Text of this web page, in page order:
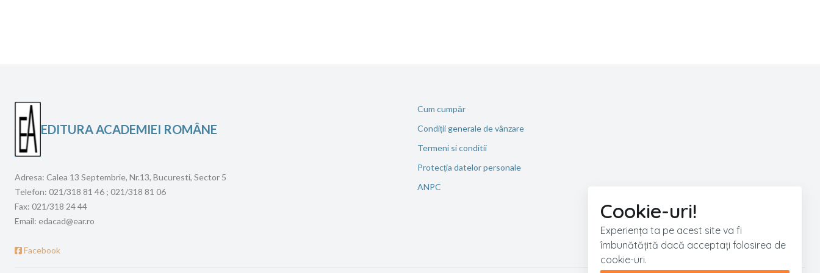
EDITURA ACADEMIEI ROMÂNE
Adresa: Calea 13 Septembrie, Nr.13, Bucuresti, Sector 5
Telefon: 021/318 81 46 ; 021/318 81 06
Fax: 021/318 24 44
Email: edacad@ear.ro
Facebook
Cum cumpăr
Condiții generale de vânzare
Termeni si conditii
Protecția datelor personale
ANPC
Cookie-uri!
Experiența ta pe acest site va fi
îmbunătățită dacă acceptați folosirea de
cookie-uri.